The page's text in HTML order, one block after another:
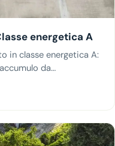
energetica A
in classe energetica A:
da…